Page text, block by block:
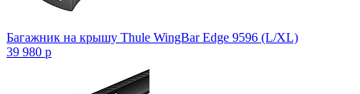
Багажник на крышу Thule WingBar Edge 9596 (L/XL)
39 980 p